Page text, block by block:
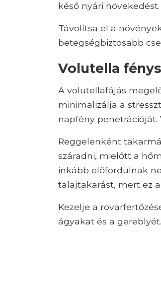
késő nyári növekedést.
Távolítsa el a
betegségbiztosabb
Volutella
A volutellafájás
minimalizálja a
napfény penetrációját.
Reggelenként
száradni, mielőtt a
inkább előfordulnak
talajtakarást, mert ez
Kezelje a
ágyakat és a gereblyét.